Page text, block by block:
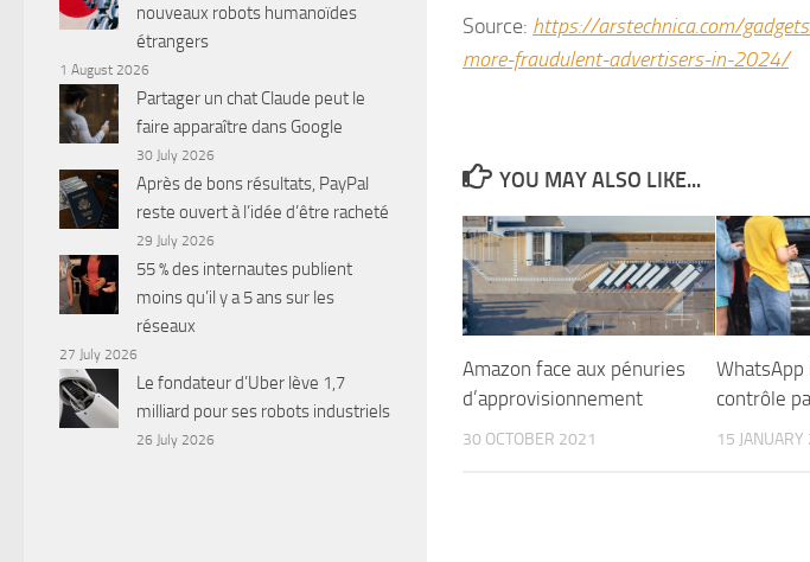
Source: https://arstechnica.com/
more-fraudulent-advertisers-in-2024/
YOU MAY ALSO LIKE...
Amazon face aux pénuries
d’approvisionnement
30 OCTOBER 2021
contrôle
15
nouveaux robots humanoïdes
étrangers
1 August 2026
Partager un chat Claude peut le
faire apparaître dans Google
30 July 2026
Après de bons résultats, PayPal
reste ouvert à l’idée d’être racheté
29 July 2026
55 % des internautes publient
moins qu’il y a 5 ans sur les
réseaux
27 July 2026
Le fondateur d’Uber lève 1,7
milliard pour ses robots industriels
26 July 2026